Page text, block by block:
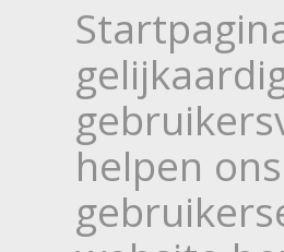
helpen